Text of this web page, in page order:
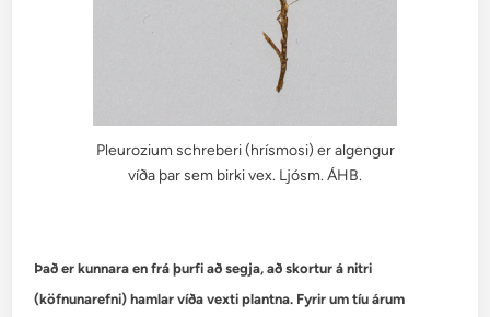
Pleurozium schreberi (hrísmosi) er algengur
víða þar sem birki vex. Ljósm. ÁHB.
Það er kunnara en frá þurfi að segja, að skortur á nitri
(köfnunarefni) hamlar víða vexti plantna. Fyrir um tíu árum